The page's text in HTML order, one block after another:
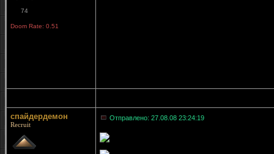
74
Doom Rate: 0.51
спайдердемон
Recruit
Отправлено: 27.08.08 23:24:19